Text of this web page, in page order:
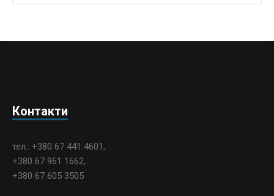
Контакти
тел.: +380 67 441 4601,
+380 67 961 1662,
+380 67 605 3505